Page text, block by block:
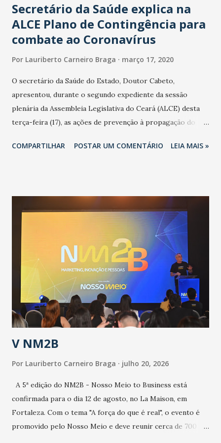
Secretário da Saúde explica na
ALCE Plano de Contingência para
combate ao Coronavírus
Por Lauriberto Carneiro Braga março 17, 2020
O secretário da Saúde do Estado, Doutor Cabeto,
apresentou, durante o segundo expediente da sessão
plenária da Assembleia Legislativa do Ceará (ALCE) desta
terça-feira (17), as ações de prevenção à propagação do
adotadas pelo Governo do Estado na contenção da
população suspeita e de cuidados com os ambientes
públicos e domiciliares. “Nós não estamos vivendo uma
epidemia comum, como temos em todos os anos, com
aumento de casos de dengue, influenza ou H1N1. Trata-se
de uma epidemia com um vírus diferente, com um poder de
contaminação maior que outros coronavírus”, apontou o
secretário. Segundo ele, é uma epidemia com chance de
contaminação alta, podendo gerar um grande risco à
população e ao sistema de saúde. “Precisamos saber fazer a
estratificação do risco da doença, para não so...
COMPARTILHAR POSTAR UM COMENTÁRIO LEIA MAIS »
V NM2B
Por Lauriberto Carneiro Braga julho 20, 2026
A 5ª edição do NM2B - Nosso Meio to Business está
confirmada para o dia 12 de agosto, no La Maison, em
Fortaleza. Com o tema "A força do que é real", o evento é
promovido pelo Nosso Meio e deve reunir cerca de 700